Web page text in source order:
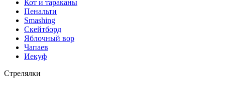
Кот и тараканы
Пенальти
Smashing
Скейтборд
Яблочный вор
Чапаев
Иекуф
Стрелялки